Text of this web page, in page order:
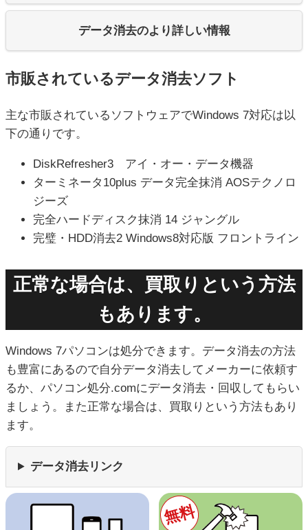
データ消去のより詳しい情報
市販されているデータ消去ソフト
主な市販されているソフトウェアでWindows 7対応は以
下の通りです。
DiskRefresher3 アイ・オー・データ機器
ターミネータ10plus データ完全抹消 AOSテクノロ
ジーズ
完全ハードディスク抹消 14 ジャングル
完璧・HDD消去2 Windows8対応版 フロントライン
正常な場合は、買取りという方法
もあります。
Windows 7パソコンは処分できます。データ消去の方法
も豊富にあるので自分データ消去してメーカーに依頼す
るか、パソコン処分.comにデータ消去・回収してもらい
ましょう。また正常な場合は、買取りという方法もあり
ます。
データ消去リンク
無料